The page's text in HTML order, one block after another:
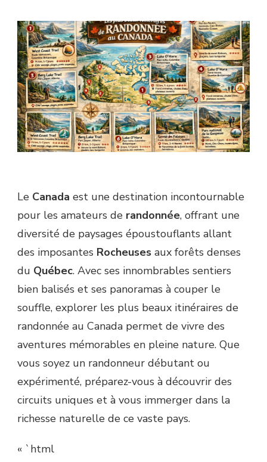
Le Canada est une destination incontournable
pour les amateurs de randonnée, offrant une
diversité de paysages époustouflants allant
des imposantes Rocheuses aux forêts denses
du Québec. Avec ses innombrables sentiers
bien balisés et ses panoramas à couper le
souffle, explorer les plus beaux itinéraires de
randonnée au Canada permet de vivre des
aventures mémorables en pleine nature. Que
vous soyez un randonneur débutant ou
expérimenté, préparez-vous à découvrir des
circuits uniques et à vous immerger dans la
richesse naturelle de ce vaste pays.
« `html